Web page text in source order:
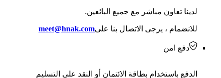
لدينا تعاون مباشر مع جميع البائعين.
للانضمام ، يرجى الاتصال بنا علىmeet@hnak.com
دفع امن
الدفع باستخدام بطاقة الائتمان أو النقد على التسليم